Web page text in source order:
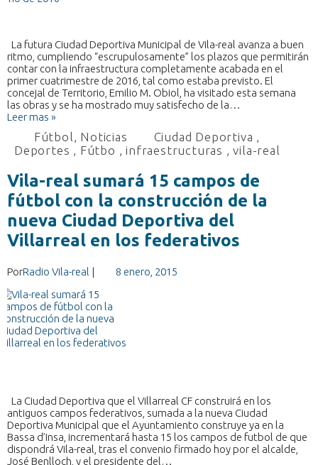
La futura Ciudad Deportiva Municipal de Vila-real avanza a buen
ritmo, cumpliendo “escrupulosamente” los plazos que permitirán
contar con la infraestructura completamente acabada en el
primer cuatrimestre de 2016, tal como estaba previsto. El
concejal de Territorio, Emilio M. Obiol, ha visitado esta semana
las obras y se ha mostrado muy satisfecho de la…
Leer mas »
Fútbol, Noticias Ciudad Deportiva ,
Deportes , Fútbo ,infraestructuras ,vila-real
Vila-real sumará 15 campos de
fútbol con la construcción de la
nueva Ciudad Deportiva del
Villarreal en los federativos
PorRadio Vila-real | 8 enero, 2015
La Ciudad Deportiva que el Villarreal CF construirá en los
antiguos campos federativos, sumada a la nueva Ciudad
Deportiva Municipal que el Ayuntamiento construye ya en la
Bassa d’Insa, incrementará hasta 15 los campos de futbol de que
dispondrá Vila-real, tras el convenio firmado hoy por el alcalde,
José Benlloch, y el presidente del…